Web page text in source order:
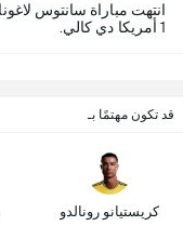
1 أمريكا دي كالي.
قد تكون مهتمًا بـ
كريستيانو رونالدو